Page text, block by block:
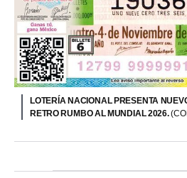
LOTERÍA NACIONAL PRESENTA
RETRO RUMBO AL MUNDIAL 2026.